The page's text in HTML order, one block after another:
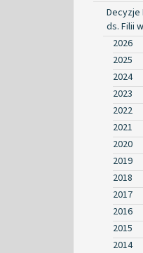
ds. Filii
2026
2025
2024
2023
2022
2021
2020
2019
2018
2017
2016
2015
2014